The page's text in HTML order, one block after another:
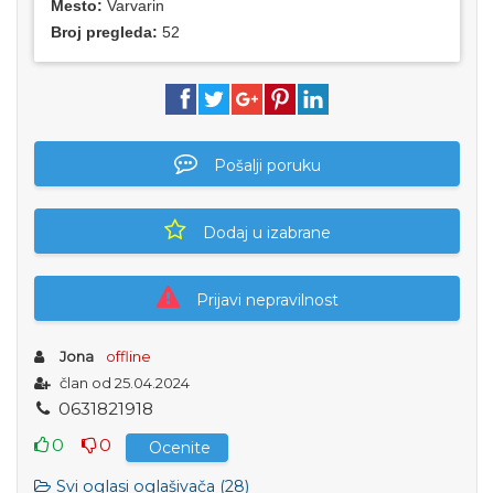
Mesto: Varvarin
Broj pregleda: 52
Pošalji poruku
Dodaj u izabrane
Prijavi nepravilnost
Jona
offline
član od 25.04.2024
0631821918
0
0
Ocenite
Svi oglasi oglašivača (28)